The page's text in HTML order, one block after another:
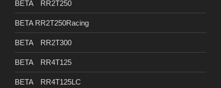
BETA RR2T250
BETA RR2T250Racing
BETA RR2T300
BETA RR4T125
BETA RR4T125LC